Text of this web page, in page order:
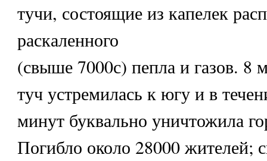
тучи, состоящие из капелек
раскаленного
(свыше 7000с) пепла и газов. 8
туч устремилась к югу и в
минут буквально уничтожила
Погибло около 28000 жителей;